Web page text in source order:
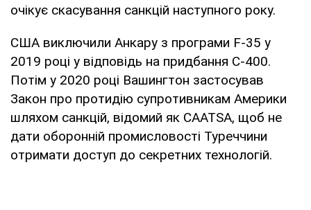
очікує скасування санкцій наступного року.
США виключили Анкару з програми F-35 у
2019 році у відповідь на придбання С-400.
Потім у 2020 році Вашингтон застосував
Закон про протидію супротивникам Америки
шляхом санкцій, відомий як CAATSA, щоб не
дати оборонній промисловості Туреччини
отримати доступ до секретних технологій.